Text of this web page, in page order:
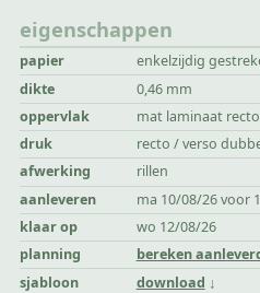
eigenschappen
papier
enkelzijdig
dikte
0,46 mm
oppervlak
mat laminaat recto
druk
recto / verso
afwerking
rillen
aanleveren
ma 10/08/26 voor
klaar op
wo 12/08/26
planning
bereken
sjabloon
download